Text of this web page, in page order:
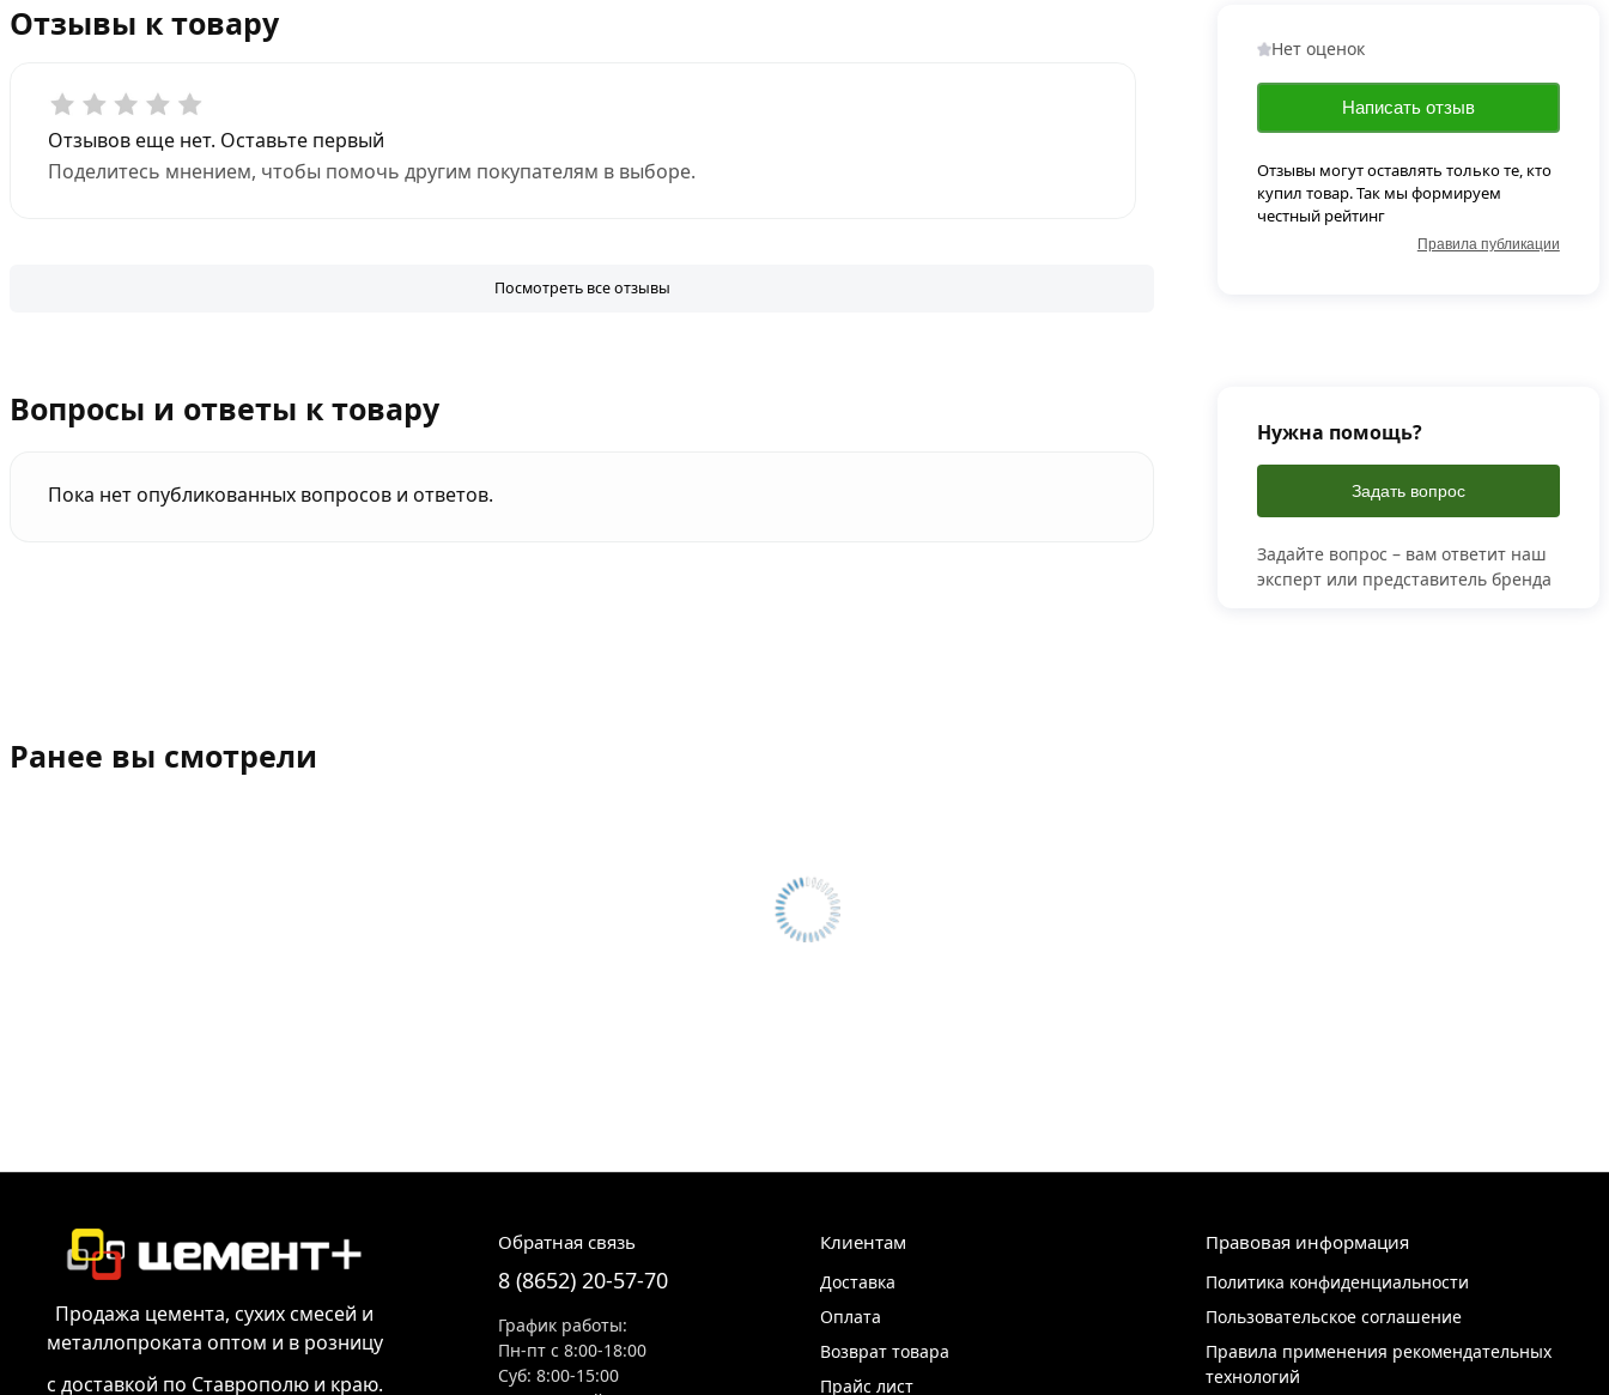
Отзывы к товару
Отзывов еще нет. Оставьте первый
Поделитесь мнением, чтобы помочь другим покупателям в выборе.
Посмотреть все отзывы
Нет оценок
Написать отзыв
Отзывы могут оставлять только те, кто
купил товар. Так мы формируем
честный рейтинг
Правила публикации
Вопросы и ответы к товару
Пока нет опубликованных вопросов и ответов.
Нужна помощь?
Задать вопрос
Задайте вопрос – вам ответит наш
эксперт или представитель бренда
Ранее вы смотрели
Продажа цемента, сухих смесей и
металлопроката оптом и в розницу
с доставкой по Ставрополю и краю.
Обратная связь
8 (8652) 20-57-70
График работы:
Пн-пт с 8:00-18:00
Суб: 8:00-15:00
Клиентам
Доставка
Оплата
Возврат товара
Прайс лист
Правовая информация
Политика конфиденциальности
Пользовательское соглашение
Правила применения рекомендательных
технологий